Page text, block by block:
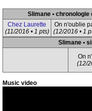
Slimane • chronologie
Chez Laurette
(11/2016 • 1 pts)
On n'oublie
(12/2016 • 1
Slimane •
On
(12/
Music video